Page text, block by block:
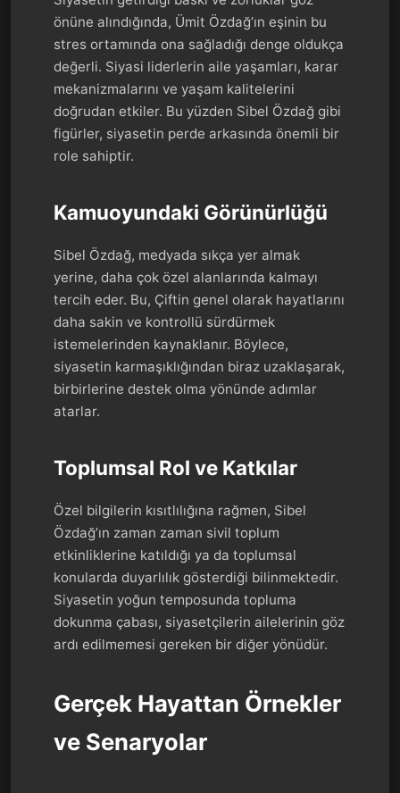
önüne alındığında, Ümit Özdağ’ın eşinin bu
stres ortamında ona sağladığı denge oldukça
değerli. Siyasi liderlerin aile yaşamları, karar
mekanizmalarını ve yaşam kalitelerini
doğrudan etkiler. Bu yüzden Sibel Özdağ gibi
figürler, siyasetin perde arkasında önemli bir
role sahiptir.
Kamuoyundaki Görünürlüğü
Sibel Özdağ, medyada sıkça yer almak
yerine, daha çok özel alanlarında kalmayı
tercih eder. Bu, Çiftin genel olarak hayatlarını
daha sakin ve kontrollü sürdürmek
istemelerinden kaynaklanır. Böylece,
siyasetin karmaşıklığından biraz uzaklaşarak,
birbirlerine destek olma yönünde adımlar
atarlar.
Toplumsal Rol ve Katkılar
Özel bilgilerin kısıtlılığına rağmen, Sibel
Özdağ’ın zaman zaman sivil toplum
etkinliklerine katıldığı ya da toplumsal
konularda duyarlılık gösterdiği bilinmektedir.
Siyasetin yoğun temposunda topluma
dokunma çabası, siyasetçilerin ailelerinin göz
ardı edilmemesi gereken bir diğer yönüdür.
Gerçek Hayattan Örnekler
ve Senaryolar